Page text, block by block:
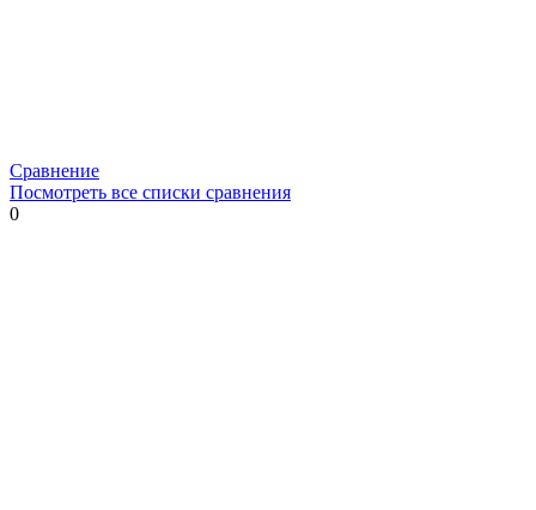
Сравнение
Посмотреть все списки сравнения
0